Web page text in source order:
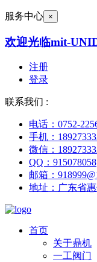
服务中心 ×
欢迎光临mit-
注册
登录
联系我们 :
电话：0752-
手机：
微信：
QQ：915078058
邮箱：
地址：广东省
首页
关于鼎机
一工阀门